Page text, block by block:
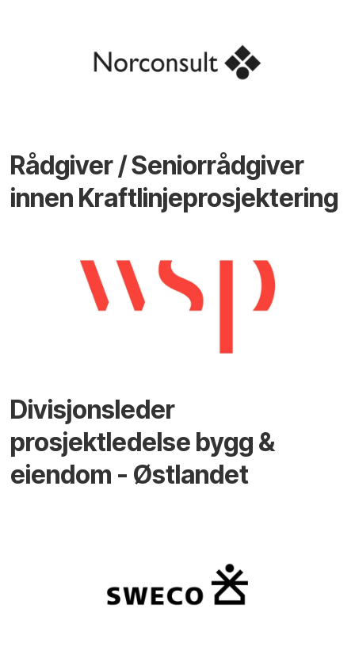
Rådgiver / Seniorrådgiver
innen Kraftlinjeprosjektering
Divisjonsleder
prosjektledelse bygg &
eiendom - Østlandet